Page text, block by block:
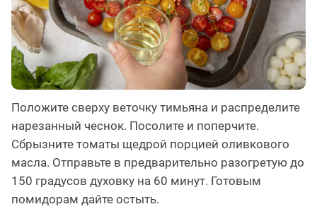
Положите сверху веточку тимьяна и распределите
нарезанный чеснок. Посолите и поперчите.
Сбрызните томаты щедрой порцией оливкового
масла. Отправьте в предварительно разогретую до
150 градусов духовку на 60 минут. Готовым
помидорам дайте остыть.